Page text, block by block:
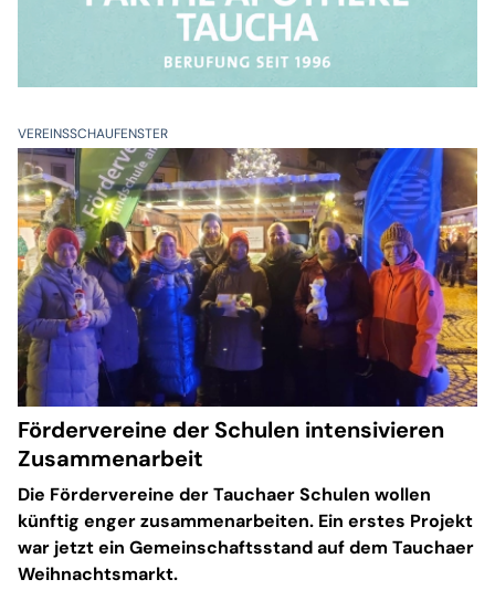
VEREINSSCHAUFENSTER
Fördervereine der Schulen intensivieren
Zusammenarbeit
Die Fördervereine der Tauchaer Schulen wollen
künftig enger zusammenarbeiten. Ein erstes Projekt
war jetzt ein Gemeinschaftsstand auf dem Tauchaer
Weihnachtsmarkt.